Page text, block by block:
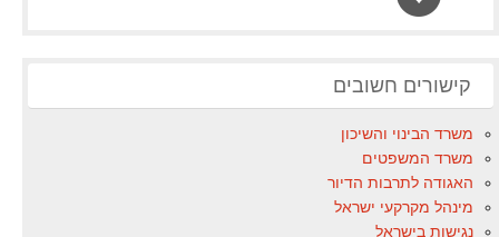
קישורים חשובים
משרד הבינוי והשיכון
משרד המשפטים
האגודה לתרבות הדיור
מינהל מקרקעי ישראל
נגישות בישראל